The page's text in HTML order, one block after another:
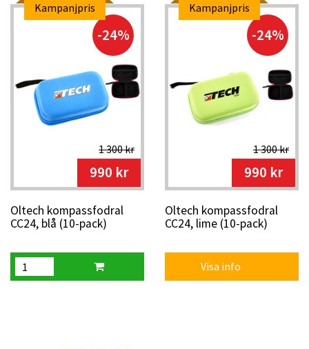
Kampanjpris
-24%
1 300 kr
990 kr
Oltech kompassfodral
CC24, blå (10-pack)
Kampanjpris
-24%
1 300 kr
990 kr
Oltech kompassfodral
CC24, lime (10-pack)
Visa info